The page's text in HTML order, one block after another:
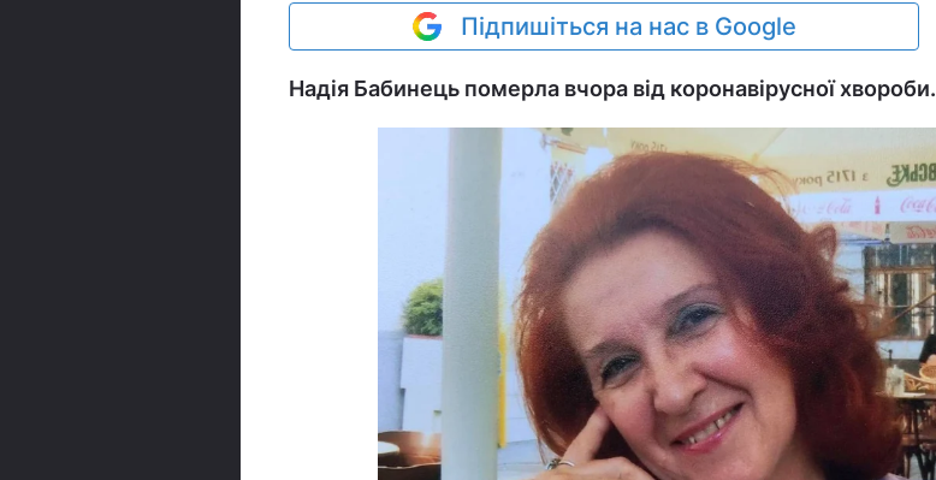
Підпишіться на нас в Google
Надія Бабинець померла вчора від коронавірусної хвороби.